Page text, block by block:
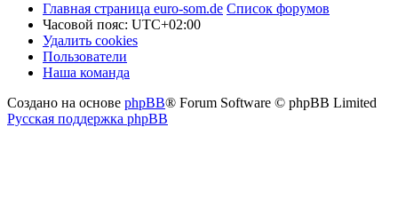
Главная страница euro-som.de Список форумов
Часовой пояс: UTC+02:00
Удалить cookies
Пользователи
Наша команда
Создано на основе phpBB® Forum Software © phpBB Limited
Русская поддержка phpBB